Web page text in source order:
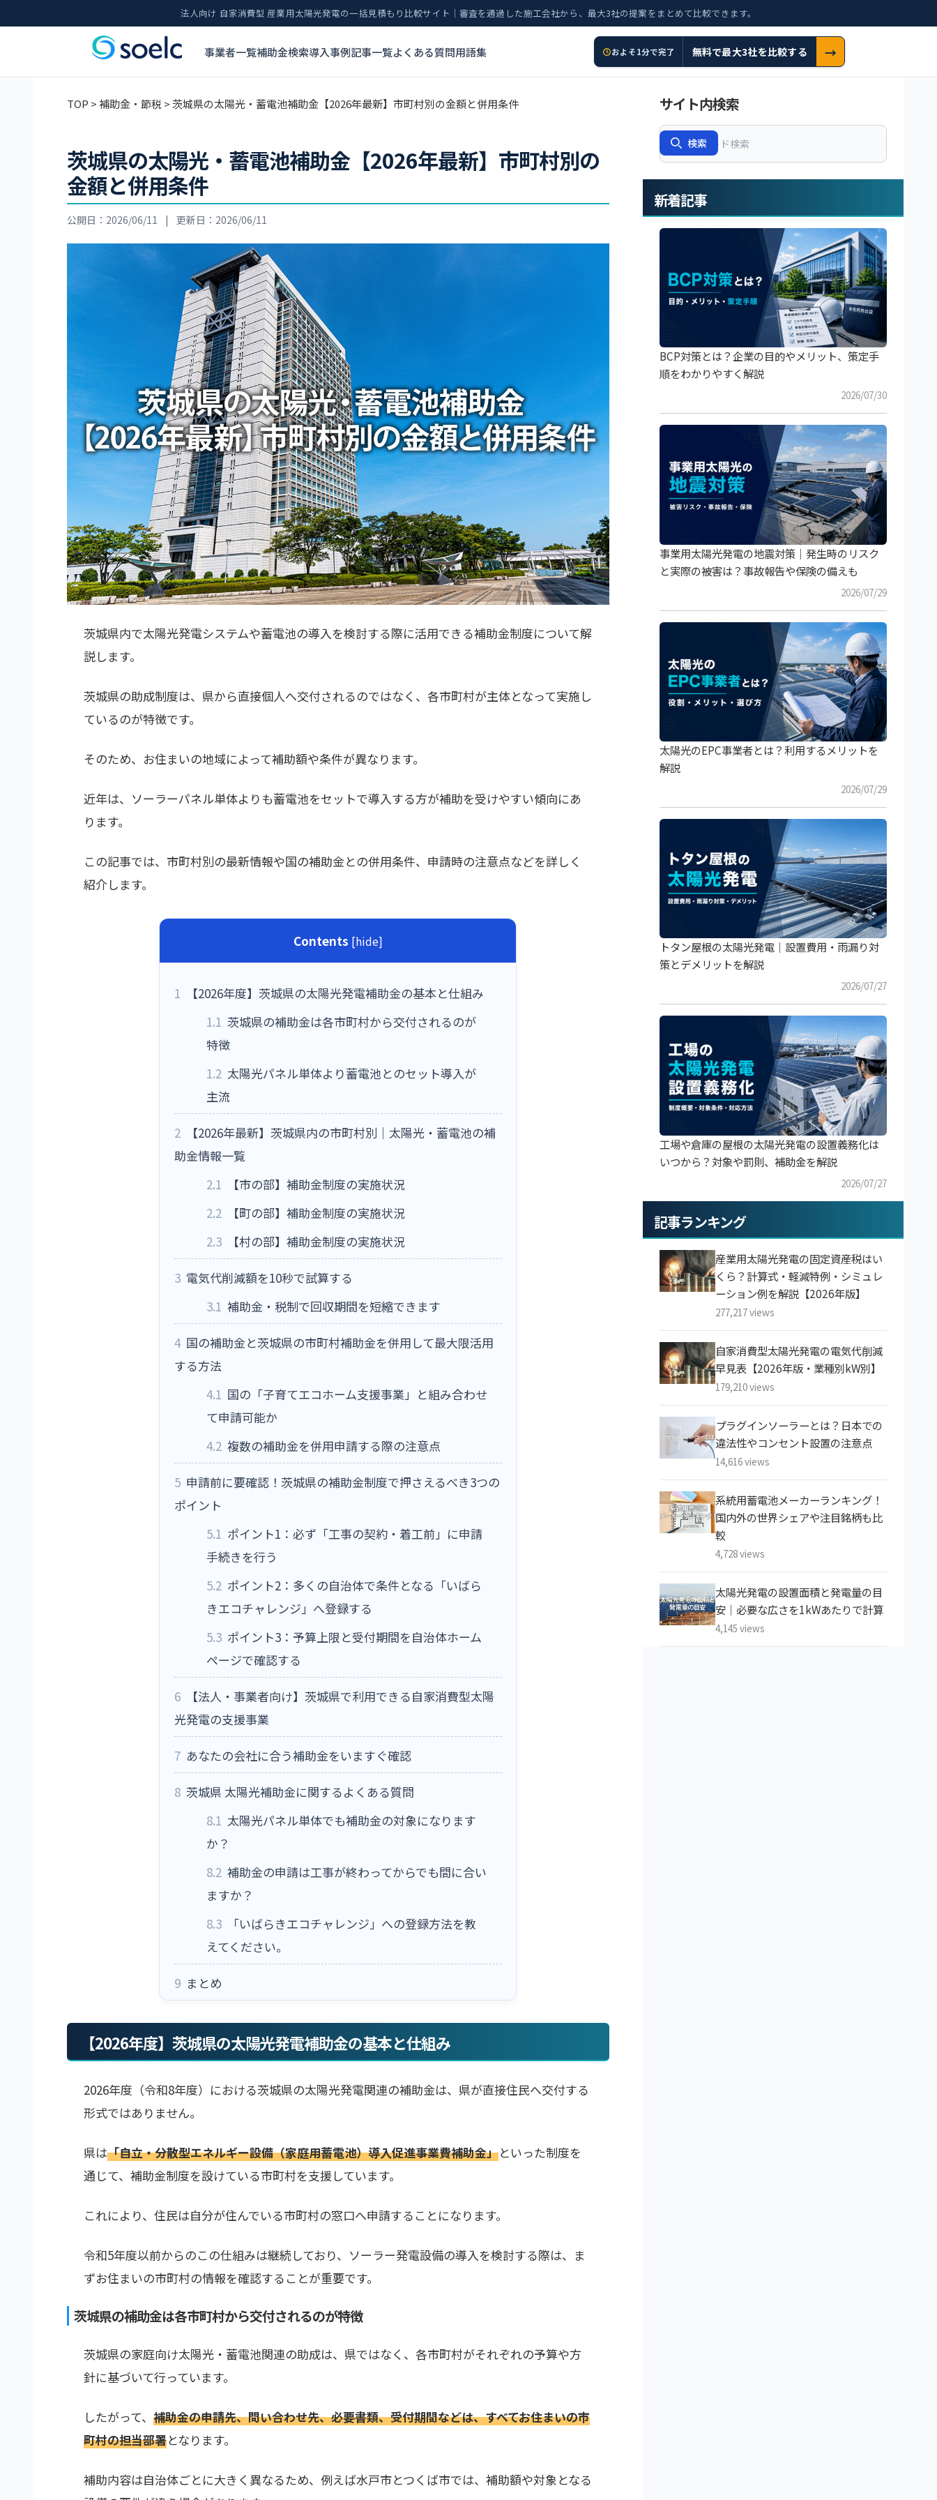
法人向け 自家消費型 産業用太陽光発電の一括見積もり比較サイト｜審査を通過した施工会社から、最大3社の提案をまとめて比較できます。
事業者一覧補助金検索導入事例記事一覧よくある質問用語集 およそ1分で完了 無料で最大3社を比較する →
TOP >補助金・節税 > 茨城県の太陽光・蓄電池補助金【2026年最新】市町村別の金額と併用条件
茨城県の太陽光・蓄電池補助金【2026年最新】市町村別の
金額と併用条件
公開日：2026/06/11 | 更新日：2026/06/11
茨城県内で太陽光発電システムや蓄電池の導入を検討する際に活用できる補助金制度について解
説します。
茨城県の助成制度は、県から直接個人へ交付されるのではなく、各市町村が主体となって実施し
ているのが特徴です。
そのため、お住まいの地域によって補助額や条件が異なります。
近年は、ソーラーパネル単体よりも蓄電池をセットで導入する方が補助を受けやすい傾向にあ
ります。
この記事では、市町村別の最新情報や国の補助金との併用条件、申請時の注意点などを詳しく
紹介します。
Contents [hide]
1
【2026年度】茨城県の太陽光発電補助金の基本と仕組み
1.1 茨城県の補助金は各市町村から交付されるのが
特徴
1.2 太陽光パネル単体より蓄電池とのセット導入が
主流
2
【2026年最新】茨城県内の市町村別｜太陽光・蓄電池の補
助金情報一覧
2.1
【市の部】補助金制度の実施状況
2.2
【町の部】補助金制度の実施状況
2.3
【村の部】補助金制度の実施状況
3 電気代削減額を10秒で試算する
3.1 補助金・税制で回収期間を短縮できます
4 国の補助金と茨城県の市町村補助金を併用して最大限活用
する方法
4.1 国の「子育てエコホーム支援事業」と組み合わせ
て申請可能か
4.2 複数の補助金を併用申請する際の注意点
5 申請前に要確認！茨城県の補助金制度で押さえるべき3つの
ポイント
5.1 ポイント1：必ず「工事の契約・着工前」に申請
手続きを行う
5.2 ポイント2：多くの自治体で条件となる「いばら
きエコチャレンジ」へ登録する
5.3 ポイント3：予算上限と受付期間を自治体ホーム
ページで確認する
6
【法人・事業者向け】茨城県で利用できる自家消費型太陽
光発電の支援事業
7 あなたの会社に合う補助金をいますぐ確認
8 茨城県 太陽光補助金に関するよくある質問
8.1 太陽光パネル単体でも補助金の対象になります
か？
8.2 補助金の申請は工事が終わってからでも間に合い
ますか？
8.3
「いばらきエコチャレンジ」への登録方法を教
えてください。
9 まとめ
【2026年度】茨城県の太陽光発電補助金の基本と仕組み
2026年度（令和8年度）における茨城県の太陽光発電関連の補助金は、県が直接住民へ交付する
形式ではありません。
県は「自立・分散型エネルギー設備（家庭用蓄電池）導入促進事業費補助金」といった制度を
通じて、補助金制度を設けている市町村を支援しています。
これにより、住民は自分が住んでいる市町村の窓口へ申請することになります。
令和5年度以前からのこの仕組みは継続しており、ソーラー発電設備の導入を検討する際は、ま
ずお住まいの市町村の情報を確認することが重要です。
茨城県の補助金は各市町村から交付されるのが特徴
茨城県の家庭向け太陽光・蓄電池関連の助成は、県ではなく、各市町村がそれぞれの予算や方
針に基づいて行っています。
したがって、 補助金の申請先、問い合わせ先、必要書類、受付期間などは、すべてお住まいの市
町村の担当部署となります。
補助内容は自治体ごとに大きく異なるため、例えば水戸市とつくば市では、補助額や対象となる
サイト内検索
Search
検索
新着記事
BCP対策とは？企業の目的やメリット、策定手
順をわかりやすく解説
2026/07/30
事業用太陽光発電の地震対策｜発生時のリスク
と実際の被害は？事故報告や保険の備えも
2026/07/29
太陽光のEPC事業者とは？利用するメリットを
解説
2026/07/29
トタン屋根の太陽光発電｜設置費用・雨漏り対
策とデメリットを解説
2026/07/27
工場や倉庫の屋根の太陽光発電の設置義務化は
いつから？対象や罰則、補助金を解説
2026/07/27
記事ランキング
産業用太陽光発電の固定資産税はい
くら？計算式・軽減特例・シミュレ
ーション例を解説【2026年版】
277,217 views
自家消費型太陽光発電の電気代削減
早見表【2026年版・業種別kW別】
179,210 views
プラグインソーラーとは？日本での
違法性やコンセント設置の注意点
14,616 views
系統用蓄電池メーカーランキング！
国内外の世界シェアや注目銘柄も比
較
4,728 views
太陽光発電の設置面積と発電量の目
安｜必要な広さを1kWあたりで計算
4,145 views